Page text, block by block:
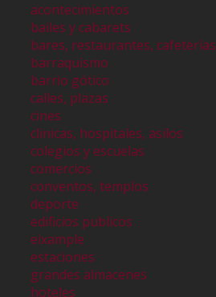
acontecimientos
bailes y cabarets
bares, restaurantes, cafeterías
barraquismo
barrio gótico
calles, plazas
cines
clinicas, hospitales, asilos
colegios y escuelas
comercios
conventos, templos
deporte
edificios publicos
eixample
estaciones
grandes almacenes
hoteles